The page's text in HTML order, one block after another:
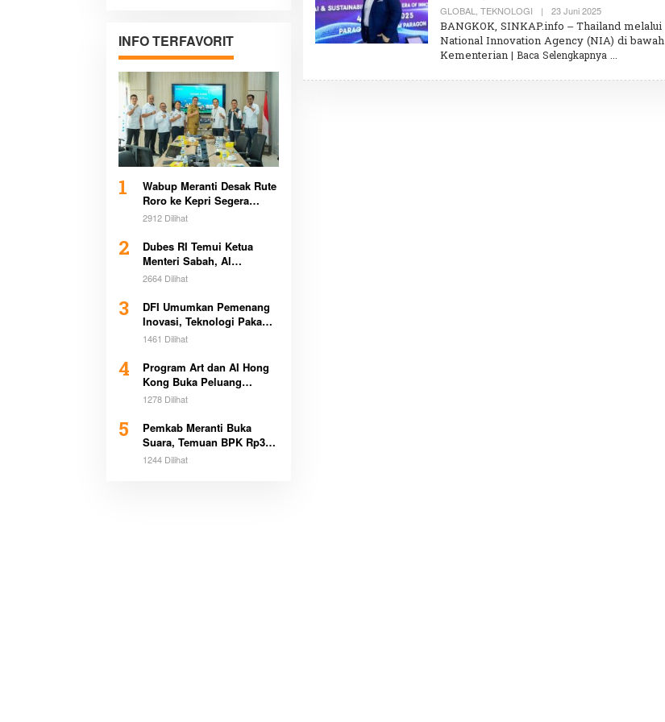
Pemerintah
Daerah
INFO TERFAVORIT
1
Wabup Meranti Desak Rute
Roro ke Kepri Segera
Beroperasi Demi Dongkrak
2912 Dilihat
2
Dubes RI Temui Ketua
Menteri Sabah, Al
Washliyah Beri Apresiasi
2664 Dilihat
3
DFI Umumkan Pemenang
Inovasi, Teknologi Pakan
Kurangi Emisi Bikin
1461 Dilihat
4
Program Art dan AI Hong
Kong Buka Peluang
Beasiswa Pemimpin Muda
1278 Dilihat
5
Pemkab Meranti Buka
Suara, Temuan BPK Rp3,1
Miliar Sudah Dicicil
1244 Dilihat
A
GLOBAL TEKNOLOGI | 23 Juni 2025O
L
E
H
K
A
BANGKOK, SINKAP.info – Thailand melalui
National Innovation Agency (NIA) di bawah
Kementerian | Baca Selengkapnya